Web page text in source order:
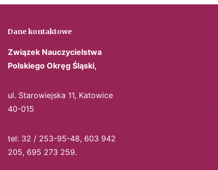
Dane kontaktowe
Związek Nauczycielstwa
Polskiego Okręg Śląski,
ul. Starowiejska 11, Katowice
40-015
tel: 32 / 253-95-48, 603 942
205, 695 273 259.